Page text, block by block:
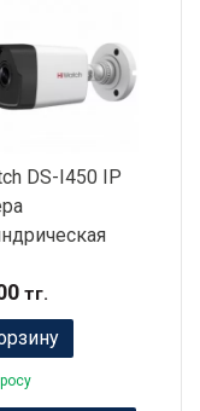
DS-I450 IP
тг.